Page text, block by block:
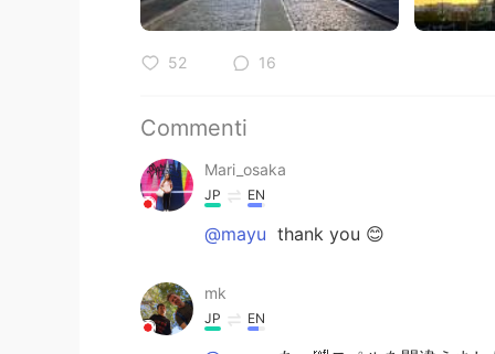
52 16
Commenti
Mari_osaka
JP EN
@mayu thank you 😊
mk
JP EN